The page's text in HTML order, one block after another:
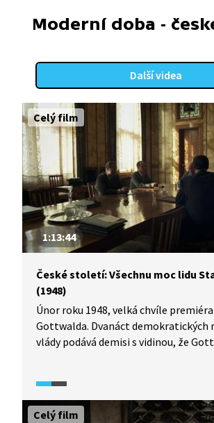
Moderní doba -
Další videa
Celý film
1:13:44
České století: Všechnu moc lidu
(1948)
Únor roku 1948, velká chvíle
Gottwalda. Dvanáct demokratických
vlády podává demisi s vidinou, že
v nichž už by komunisté rozhodně
Během několika rozhodujících dnů se
Celý film